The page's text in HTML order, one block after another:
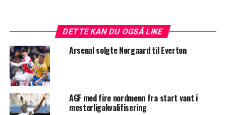
DETTE KAN DU OGSÅ LIKE
Arsenal solgte Nørgaard til Everton
AGF med fire nordmenn fra start vant i
mesterligakvalifisering